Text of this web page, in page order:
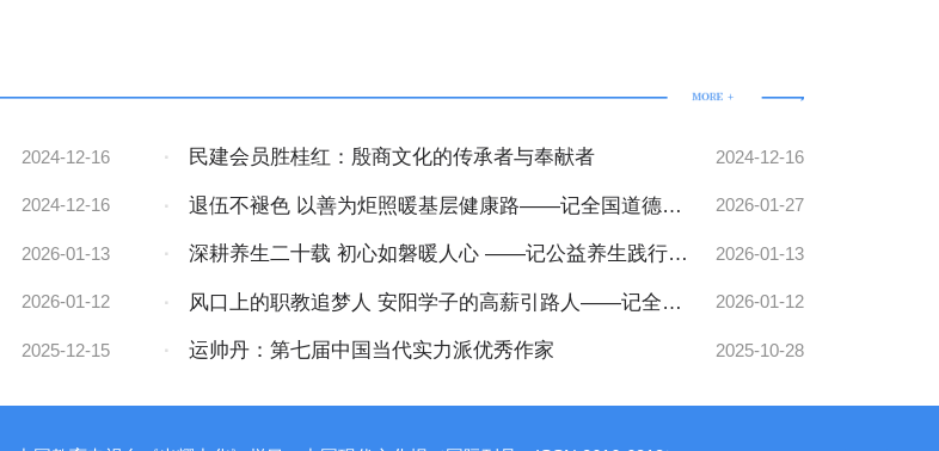
2024-12-16 · 民建会员胜桂红：殷商文化的传承者与奉献者 2024-12-16
2024-12-16 ·
退伍不褪色 以善为炬照暖基层健康路——记全国道德教
育新闻人物、安阳蓝艺健康科技有限公司负责人冯明
2026-01-27
2026-01-13 ·
深耕养生二十载 初心如磐暖人心 ——记公益养生践行
者、全国第十二届道德教育新闻人物赵树军
2026-01-13
2026-01-12 ·
风口上的职教追梦人 安阳学子的高薪引路人——记全国
第十二届道德新闻人物周兰英
2026-01-12
2025-12-15 · 运帅丹：第七届中国当代实力派优秀作家 2025-10-28